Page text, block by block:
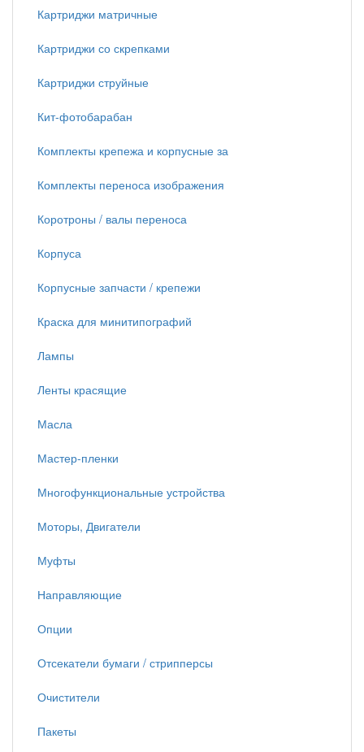
Картриджи матричные
Картриджи со скрепками
Картриджи струйные
Кит-фотобарабан
Комплекты крепежа и корпусные за
Комплекты переноса изображения
Коротроны / валы переноса
Корпуса
Корпусные запчасти / крепежи
Краска для минитипографий
Лампы
Ленты красящие
Масла
Мастер-пленки
Многофункциональные устройства
Моторы, Двигатели
Муфты
Направляющие
Опции
Отсекатели бумаги / стрипперсы
Очистители
Пакеты